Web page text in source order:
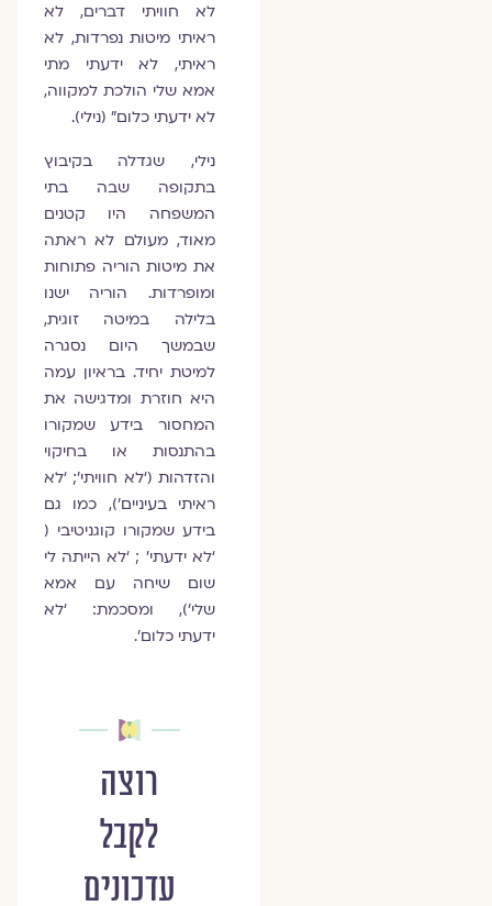
לא חוויתי דברים, לא
ראיתי מיטות נפרדות, לא
ראיתי, לא ידעתי מתי
אמא שלי הולכת למקווה,
לא ידעתי כלום” (נילי).
נילי, שגדלה בקיבוץ
בתקופה שבה בתי
המשפחה היו קטנים
מאוד, מעולם לא ראתה
את מיטות הוריה פתוחות
ומופרדות. הוריה ישנו
בלילה במיטה זוגית,
שבמשך היום נסגרה
למיטת יחיד. בראיון עמה
היא חוזרת ומדגישה את
המחסור בידע שמקורו
בהתנסות או בחיקוי
והזדהות (‘לא חוויתי’; ‘לא
ראיתי בעיניים’), כמו גם
בידע שמקורו קוגניטיבי (
‘לא ידעתי’ ; ‘לא הייתה לי
שום שיחה עם אמא
שלי’), ומסכמת: ‘לא
ידעתי כלום’.
רוצה
לקבל
עדכונים